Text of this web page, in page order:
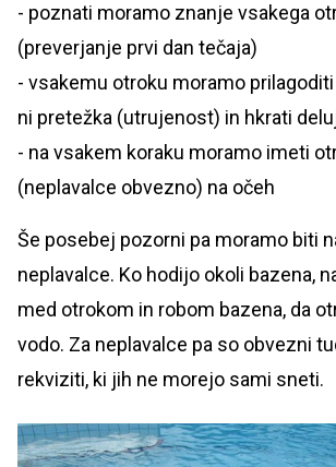
- poznati moramo znanje vsakega
(preverjanje prvi dan tečaja)
- vsakemu otroku moramo
ni pretežka (utrujenost) in hkrati
- na vsakem koraku moramo imeti
(neplavalce obvezno) na očeh
Še posebej pozorni pa moramo biti
neplavalce. Ko hodijo okoli bazena,
med otrokom in robom bazena, da
vodo. Za neplavalce pa so obvezni
rekviziti, ki jih ne morejo sami sneti.